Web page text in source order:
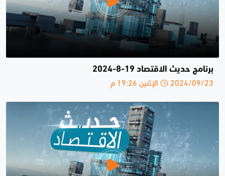
برنامج حديث الاقتصاد 19-8-2024
2024/09/23 الإثنين 19:26 م